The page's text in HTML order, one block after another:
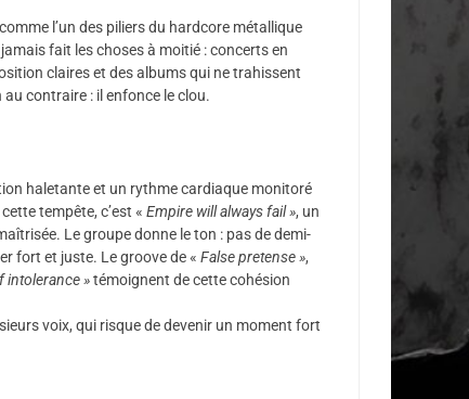
l’un des piliers du hardcore métallique
fait les choses à moitié : concerts en
claires et des albums qui ne trahissent
contraire : il enfonce le clou.
haletante et un rythme cardiaque monitoré
tempête, c’est « Empire will always fail », un
Le groupe donne le ton : pas de demi-
fort et juste. Le groove de « False pretense »,
intolerance »témoignent de cette cohésion
voix, qui risque de devenir un moment fort